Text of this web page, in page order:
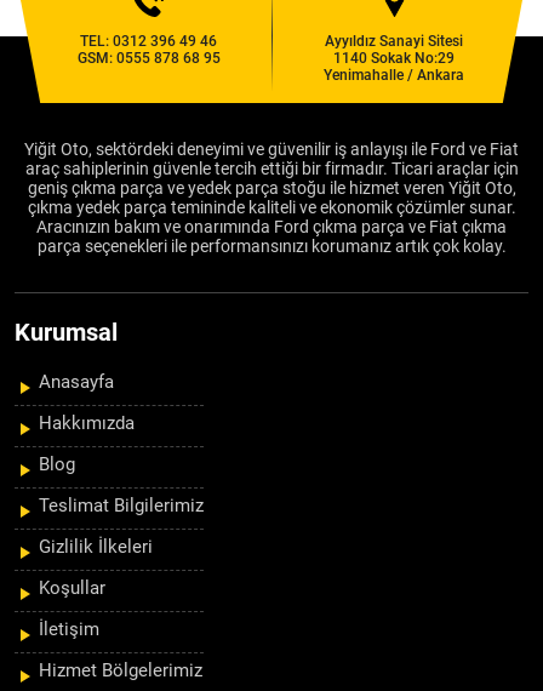
TEL:0312 396 49 46
GSM: 0555 878 68 95
Ayyıldız Sanayi Sitesi
1140 Sokak No:29
Yenimahalle / Ankara
Yiğit Oto, sektördeki deneyimi ve güvenilir iş anlayışı ile Ford ve Fiat
araç sahiplerinin güvenle tercih ettiği bir firmadır. Ticari araçlar için
geniş çıkma parça ve yedek parça stoğu ile hizmet veren Yiğit Oto,
çıkma yedek parça temininde kaliteli ve ekonomik çözümler sunar.
Aracınızın bakım ve onarımında Ford çıkma parça ve Fiat çıkma
parça seçenekleri ile performansınızı korumanız artık çok kolay.
Kurumsal
Anasayfa
Hakkımızda
Blog
Teslimat Bilgilerimiz
Gizlilik İlkeleri
Koşullar
İletişim
Hizmet Bölgelerimiz